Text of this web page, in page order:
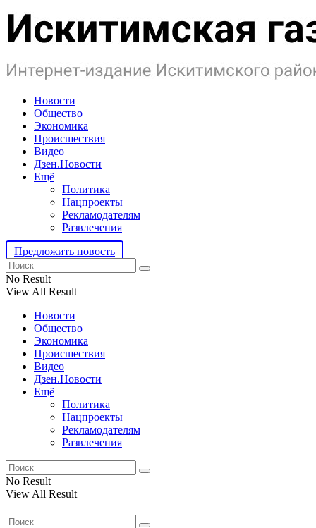
Новости
Общество
Экономика
Происшествия
Видео
Дзен.Новости
Ещё
Политика
Нацпроекты
Рекламодателям
Развлечения
Предложить новость
No Result
View All Result
Новости
Общество
Экономика
Происшествия
Видео
Дзен.Новости
Ещё
Политика
Нацпроекты
Рекламодателям
Развлечения
No Result
View All Result